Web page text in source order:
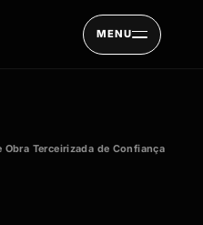
MENU
Terceirizada de Confiança